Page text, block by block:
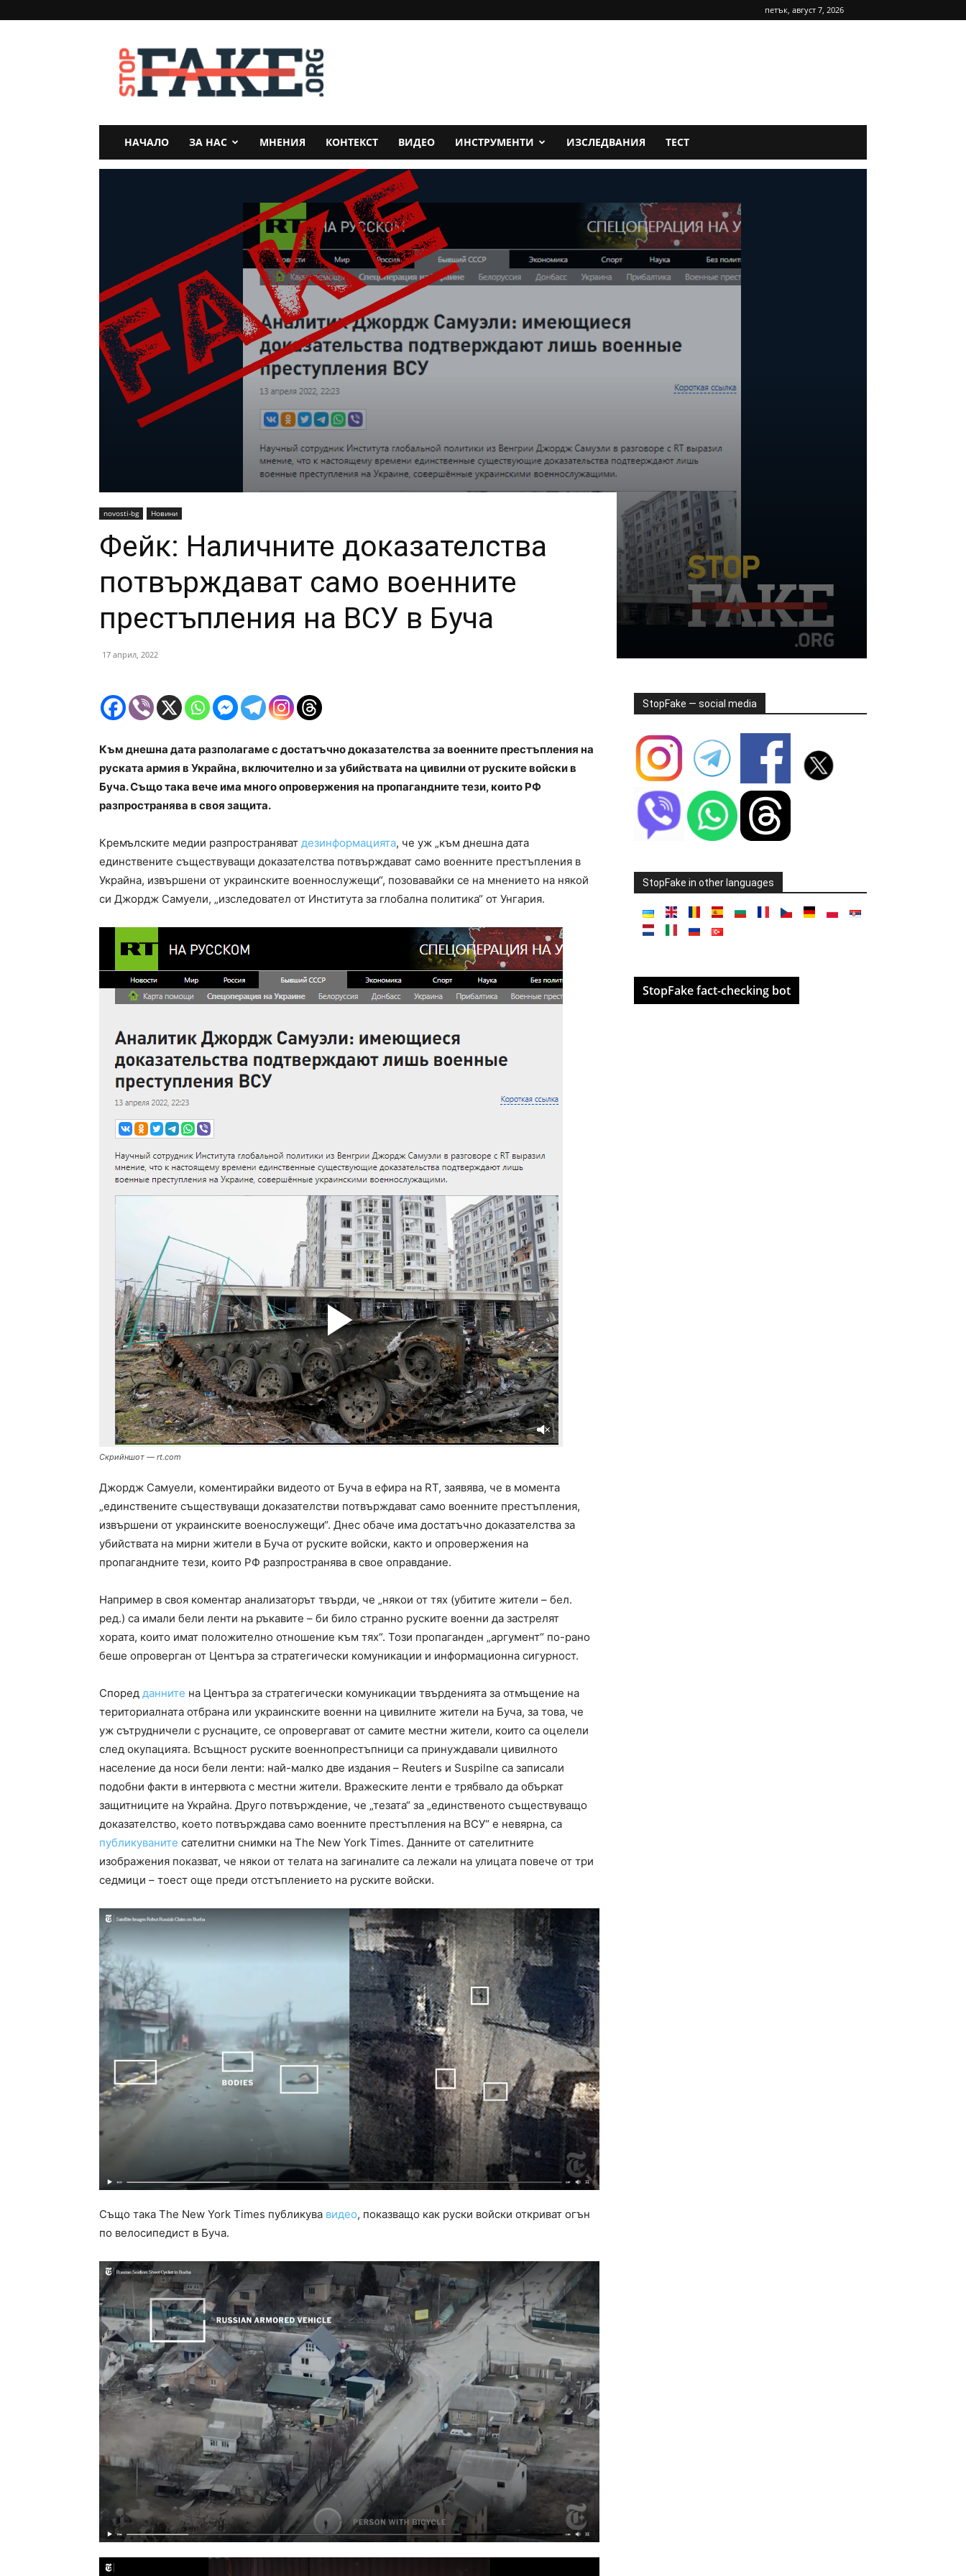
петък, август 7, 2026
StopFake
НАЧАЛО ЗА НАС МНЕНИЯ КОНТЕКСТ ВИДЕО ИНСТРУМЕНТИ ИЗСЛЕДВАНИЯ ТЕСТ
novosti-bg Новини
Фейк: Наличните доказателства
потвърждават само военните
престъпления на ВСУ в Буча
17 април, 2022
Към днешна дата разполагаме с достатъчно доказателства за военните престъпления на
руската армия в Украйна, включително и за убийствата на цивилни от руските войски в
Буча. Също така вече има много опровержения на пропагандните тези, които РФ
разпространява в своя защита.
Кремълските медии разпространяват дезинформацията, че уж „към днешна дата
единствените съществуващи доказателства потвърждават само военните престъпления в
Украйна, извършени от украинските военнослужещи“, позовавайки се на мнението на някой
си Джордж Самуели, „изследовател от Института за глобална политика“ от Унгария.
Скрийншот — rt.com
Джордж Самуели, коментирайки видеото от Буча в ефира на RT, заявява, че в момента
„единствените съществуващи доказателстви потвърждават само военните престъпления,
извършени от украинските военослужещи“. Днес обаче има достатъчно доказателства за
убийствата на мирни жители в Буча от руските войски, както и опровержения на
пропагандните тези, които РФ разпространява в свое оправдание.
Например в своя коментар анализаторът твърди, че „някои от тях (убитите жители – бел.
ред.) са имали бели ленти на ръкавите – би било странно руските военни да застрелят
хората, които имат положително отношение към тях“. Този пропаганден „аргумент“ по-рано
беше опроверган от Центъра за стратегически комуникации и информационна сигурност.
Според данните на Центъра за стратегически комуникации твърденията за отмъщение на
териториалната отбрана или украинските военни на цивилните жители на Буча, за това, че
уж сътрудничели с руснаците, се опровергават от самите местни жители, които са оцелели
след окупацията. Всъщност руските военнопрестъпници са принуждавали цивилното
население да носи бели ленти: най-малко две издания – Reuters и Suspіlne са записали
подобни факти в интервюта с местни жители. Вражеските ленти е трябвало да объркат
защитниците на Украйна. Друго потвърждение, че „тезата“ за „единственото съществуващо
доказателство, което потвърждава само военните престъпления на ВСУ“ е невярна, са
публикуваните сателитни снимки на The New York Times. Данните от сателитните
изображения показват, че някои от телата на загиналите са лежали на улицата повече от три
седмици – тоест още преди отстъплението на руските войски.
Също така The New York Times публикува видео, показващо как руски войски откриват огън
по велосипедист в Буча.
StopFake — social media
StopFake in other languages
StopFake fact-checking bot